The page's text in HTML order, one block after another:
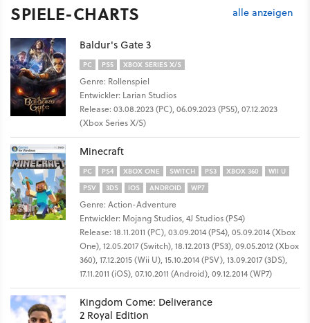
SPIELE-CHARTS alle anzeigen
Baldur's Gate 3
PC PS5 XBOX SERIES X/S
Genre: Rollenspiel
Entwickler: Larian Studios
Release: 03.08.2023 (PC), 06.09.2023 (PS5), 07.12.2023
(Xbox Series X/S)
Minecraft
PC PS4 XBOX ONE SWITCH PS3 XBOX 360
WII U
PSV
3DS IOS ANDROID WP7
Genre: Action-Adventure
Entwickler: Mojang Studios, 4J Studios (PS4)
Release: 18.11.2011 (PC), 03.09.2014 (PS4), 05.09.2014 (Xbox
One), 12.05.2017 (Switch), 18.12.2013 (PS3), 09.05.2012 (Xbox
360), 17.12.2015 (Wii U), 15.10.2014 (PSV), 13.09.2017 (3DS),
17.11.2011 (iOS), 07.10.2011 (Android), 09.12.2014 (WP7)
Kingdom Come: Deliverance
2 Royal Edition